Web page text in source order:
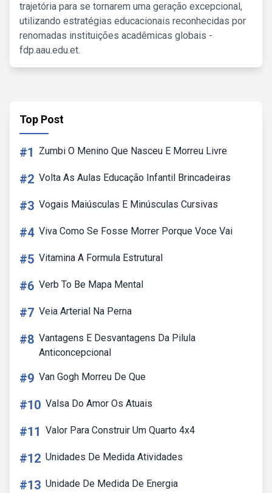
trajetória para se tornarem uma geração excepcional,
utilizando estratégias educacionais reconhecidas por
renomadas instituições acadêmicas globais -
fdp.aau.edu.et.
Top Post
#1 Zumbi O Menino Que Nasceu E Morreu Livre
#2 Volta As Aulas Educação Infantil Brincadeiras
#3 Vogais Maiúsculas E Minúsculas Cursivas
#4 Viva Como Se Fosse Morrer Porque Voce Vai
#5 Vitamina A Formula Estrutural
#6 Verb To Be Mapa Mental
#7 Veia Arterial Na Perna
#8 Vantagens E Desvantagens Da Pilula
Anticoncepcional
#9 Van Gogh Morreu De Que
#10 Valsa Do Amor Os Atuais
#11 Valor Para Construir Um Quarto 4x4
#12 Unidades De Medida Atividades
#13 Unidade De Medida De Energia